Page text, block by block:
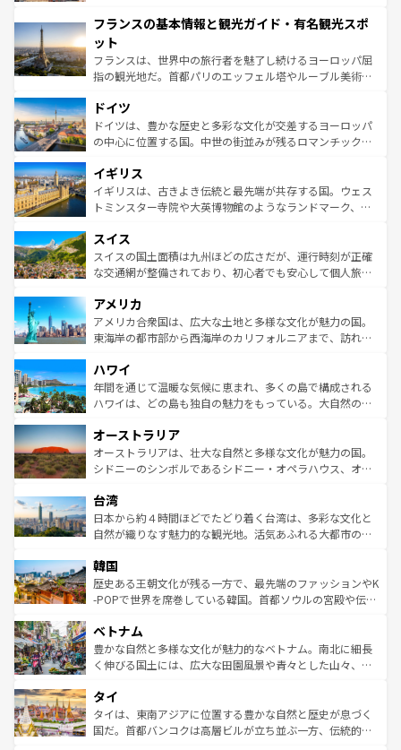
ませてくれるイタリアで、忘れられない旅をしてみよう！
なお、新着のイタリア情報は
しい。
文化が根付くこの国では、情熱的なフラメンコ、熱気あふ
れる闘牛、そして美味しいタパスが生活の一部となってい
る。首都マドリードの洗練された雰囲気や、バルセロナの
アートに溢れた街角から、地方では古代ローマ遺跡や中世
せる。地方によって風土や気候が異なるスペインはその個
性で訪れる人を魅了する。 なお、新着のスペイン情報は コ
ンテンツ一覧を参照してほしい。
フランスの基本情報と観光ガイド・有名観光スポ
ット
フランスは、世界中の旅行者を魅了し続けるヨーロッパ屈
指の観光地だ。首都パリのエッフェル塔やルーブル美術館
で、幅広い魅力が詰まっている。華麗な宮殿、歴史的な大
聖堂、美しいビーチ、そして豊かな自然が、訪れる者を心
から魅了する。また、フランスは美食の国としても知ら
いる。シャンパンの発祥地であるランス、プロヴァンスの
香り高いラベンダー畑など、多彩な楽しみ方が可能だ。さ
らに、パリ以外の地域にも魅力が溢れており、どの街角に
れる地方に足を運ぶとそれぞれで全く異なる文化を体験で
きるだろう。 なお、新着のフランス情報はコンテンツ一覧
を参照してほしい。
ドイツ
ドイツは、豊かな歴史と多彩な文化が交差するヨーロッパ
の中心に位置する国。中世の街並みが残るロマンチック街
顔を持つこの国は、どこを歩いても飽きることがない。ベ
ルリンの文化的活気、バイエルン州のアルプスの絶景、そ
してライン川沿いのワイン畑といった風景は必見。ビール
は、お酒好きな人にはぜひ体験してほしい。 なお、新着の
ドイツ情報はコンテンツ一覧を参照してほしい。
イギリス
イギリスは、古きよき伝統と最先端が共存する国。ウェス
トミンスター寺院や大英博物館のようなランドマーク、歴
リアごとに異なる魅力がある。また、優雅なアフタヌーン
ティー、ビール好きにはたまらない英国パブ、サッカー観
戦など、本場だからこそできる体験も豊富。イギリスを旅
ンツ一覧を参照してほしい。
スイス
スイスの国土面積は九州ほどの広さだが、運行時刻が正確
な交通網が整備されており、初心者でも安心して個人旅行
の建物がそのまま残る町や、スイスならではのユニークな
博物館もあり、アルプス観光だけでなく町歩きも満喫する
ことができる。国民の所得が高いため物価も高いが、旅行
ば市内交通費無料で観光を楽しむこともできる。 なお、新
着のスイス情報はコンテンツ一覧 を参照してほしい。
アメリカ
アメリカ合衆国は、広大な土地と多様な文化が魅力の国。
東海岸の都市部から西海岸のカリフォルニアまで、訪れる
のような巨大都市は、観光、ショッピング、エンターテイ
ンメントが詰まった刺激的なスポットだ。一方、アメリカ
西部には大自然が広がり、グランドキャニオンやイエロー
部のニューオーリンズでは、音楽と美食が融合した独特の
文化が魅力。旅行者はアメリカの各地域で異なる魅力を楽
しみながら、その多様性と豊かな歴史を感じることができ
ならではの贅沢な旅のスタイルだ。 なお、新着のアメリカ
情報はコンテンツ一覧を参照してほしい。
ハワイ
年間を通じて温暖な気候に恵まれ、多くの島で構成される
ハワイは、どの島も独自の魅力をもっている。大自然の神
ワイ島は見逃せない。また、定番の観光地といえばオアフ
島だが、静かな自然を求めるならマウイ島やカウアイ島が
おすすめ。エメラルドグリーンに輝く海をはじめ、豊かな
れるおもてなしの心で訪れる人々を迎えてくれるハワイの
人々、おいしいローカルフードやハワイアンミュージッ
ク、伝統的なフラダンスなど、すべてがハワイの魅力を彩
ワイを、存分に味わってほしい。 なお、新着のハワイ情報
はコンテンツ一覧を参照してほしい。
オーストラリア
オーストラリアは、壮大な自然と多様な文化が魅力の国。
シドニーのシンボルであるシドニー・オペラハウス、オー
リアリーフや大陸中央部にそびえるウルル（エアーズロッ
ク）、タスマニアの美しい原生林やケアンズの熱帯雨林な
ど、見どころがたくさん。また、カフェやワイン、オージ
いる。アクティビティも充実しており、サーフィンやダイ
ビング、ハイキングなど、アウトドア好きにはたまらな
い。オーストラリアの多彩な魅力を存分に味わいつくそ
参照してほしい。
台湾
日本から約４時間ほどでたどり着く台湾は、多彩な文化と
自然が織りなす魅力的な観光地。活気あふれる大都市の台
ン）、静ひつな山岳地帯である台湾東部など、都市の喧騒
と山間の静けさが共存しており、訪れる人に新しい発見と
驚きをもたらしてくれる。また、奥深い台湾の食文化も魅
容にもいいと評判のスイーツなど、バラエティ豊かな料理
が味わえる。 なお、新着の台湾情報は コンテンツ一覧を参
照してほしい。
韓国
歴史ある王朝文化が残る一方で、最先端のファッションやK
-POPで世界を席巻している韓国。首都ソウルの宮殿や伝統
き、地方に足を延ばせば四季折々の自然美を楽しむことが
できる。そして、キムチや焼肉、絶品のストリートフード
まで、さまざまな韓国料理が待っている。夜には、韓国な
リティに包まれながら、韓国の多彩な魅力を心ゆくまで味
わってみてほしい。 なお、新着の韓国情報はコンテンツ一
覧を参照してほしい。
ベトナム
豊かな自然と多様な文化が魅力的なベトナム。南北に細長
く伸びる国土には、広大な田園風景や青々とした山々、世
急速な発展と共に伝統が息づく。ハノイの古い町並みやホ
ーチミン市のフランス統治時代の建物も、独特の雰囲気を
醸し出している。また、バラエティの豊かさとおいしさで
タイ
タイは、東南アジアに位置する豊かな自然と歴史が息づく
国だ。首都バンコクは高層ビルが立ち並ぶ一方、伝統的な